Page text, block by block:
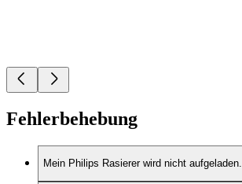
Fehlerbehebung
Mein Philips Rasierer wird nicht aufgeladen.